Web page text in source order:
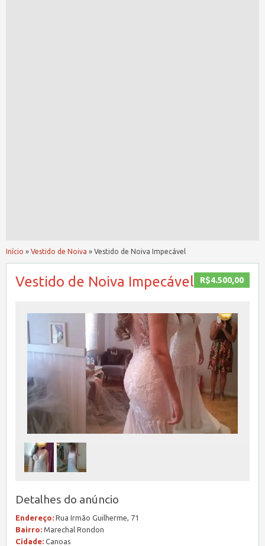
Início » Vestido de Noiva » Vestido de Noiva Impecável
R$4.500,00
Vestido de Noiva Impecável
Detalhes do anúncio
Endereço: Rua Irmão Guilherme, 71
Bairro: Marechal Rondon
Cidade: Canoas